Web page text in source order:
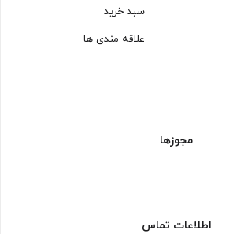
سبد خرید
علاقه مندی ها
مجوزها
اطلاعات تماس